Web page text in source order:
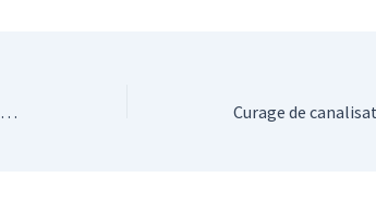
Installer des toilettes suspendues : avantages et inconvénients